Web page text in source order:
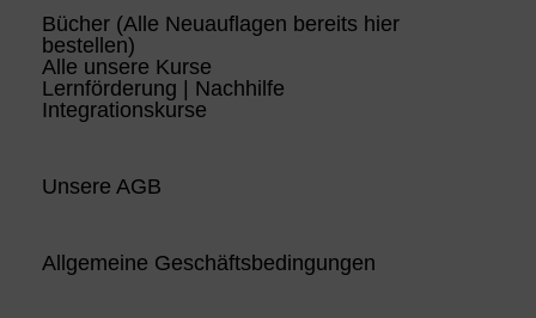
Bücher (Alle Neuauflagen bereits hier
bestellen)
Alle unsere Kurse
Lernförderung | Nachhilfe
Integrationskurse
Unsere AGB
Allgemeine Geschäftsbedingungen